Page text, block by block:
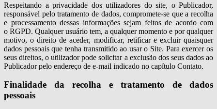
Respeitando a privacidade dos utilizadores do site, o Publicador,
responsável pelo tratamento de dados, compromete-se que a recolha
e processamento dessas informações sejam feitos de acordo com
o RGPD. Qualquer usuário tem, a qualquer momento e por qualquer
motivo, o direito de aceder, modificar, retificar e excluir quaisquer
dados pessoais que tenha transmitido ao usar o Site. Para exercer os
seus direitos, o utilizador pode solicitar a exclusão dos seus dados ao
Publicador pelo endereço de e-mail indicado no capítulo Contato.
Finalidade da recolha e tratamento de dados
pessoais